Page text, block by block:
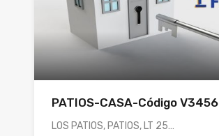
PATIOS-CASA-Código V3456
LOS PATIOS, PATIOS, LT 25…